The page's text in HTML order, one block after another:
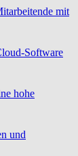
mit
Software
hohe
und